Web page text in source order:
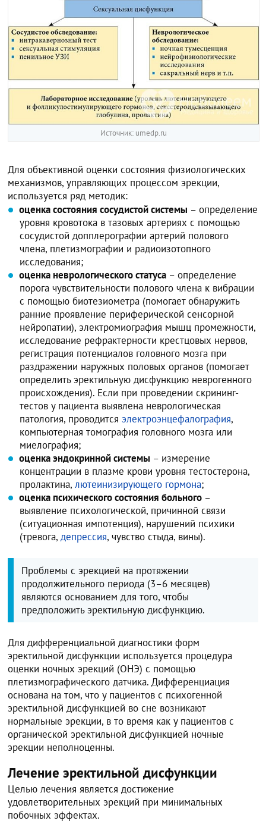
Источник: umedp.ru
Для объективной оценки состояния физиологических
механизмов, управляющих процессом эрекции,
используется ряд методик:
оценка состояния сосудистой системы – определение
уровня кровотока в тазовых артериях с помощью
сосудистой допплерографии артерий полового
члена, плетизмографии и радиоизотопного
исследования;
оценка неврологического статуса – определение
порога чувствительности полового члена к вибрации
с помощью биотезиометра (помогает обнаружить
ранние проявление периферической сенсорной
нейропатии), электромиография мышц промежности,
исследование рефрактерности крестцовых нервов,
регистрация потенциалов головного мозга при
раздражении наружных половых органов (помогает
определить эректильную дисфункцию неврогенного
происхождения). Если при проведении скрининг-
тестов у пациента выявлена неврологическая
патология, проводитсяэлектроэнцефалография,
компьютерная томография головного мозга или
миелография;
оценка эндокринной системы – измерение
концентрации в плазме крови уровня тестостерона,
пролактина,лютеинизирующего гормона;
оценка психического состояния больного –
выявление психологической, причинной связи
(ситуационная импотенция), нарушений психики
(тревога,депрессия, чувство стыда, вины).
Проблемы с эрекцией на протяжении
продолжительного периода (3–6 месяцев)
являются основанием для того, чтобы
предположить эректильную дисфункцию.
Для дифференциальной диагностики форм
эректильной дисфункции используется процедура
оценки ночных эрекций (ОНЭ) с помощью
плетизмографического датчика. Дифференциация
основана на том, что у пациентов с психогенной
эректильной дисфункцией во сне возникают
нормальные эрекции, в то время как у пациентов с
органической эректильной дисфункцией ночные
эрекции неполноценны.
Лечение эректильной дисфункции
Целью лечения является достижение
удовлетворительных эрекций при минимальных
побочных эффектах.